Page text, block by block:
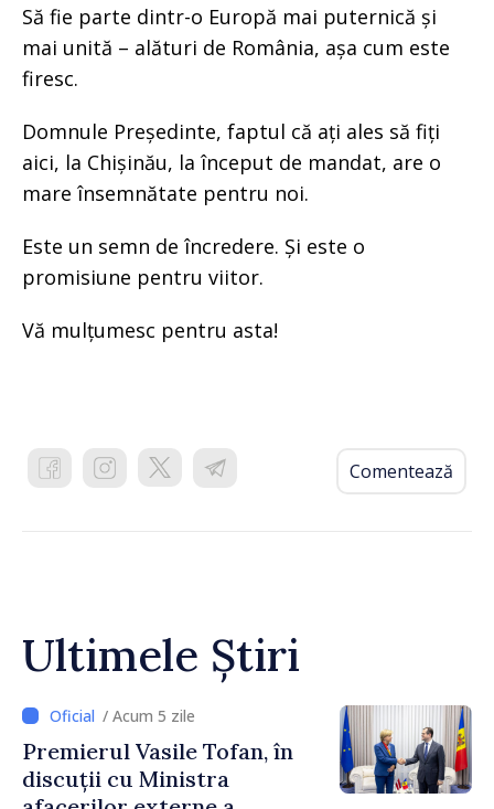
Să fie parte dintr-o Europă mai puternică și
mai unită – alături de România, așa cum este
firesc.
Domnule Președinte, faptul că ați ales să fiți
aici, la Chișinău, la început de mandat, are o
mare însemnătate pentru noi.
Este un semn de încredere. Și este o
promisiune pentru viitor.
Vă mulțumesc pentru asta!
Comentează
Ultimele Știri
/ Acum 5 zile
Premierul Vasile Tofan, în
discuții cu Ministra